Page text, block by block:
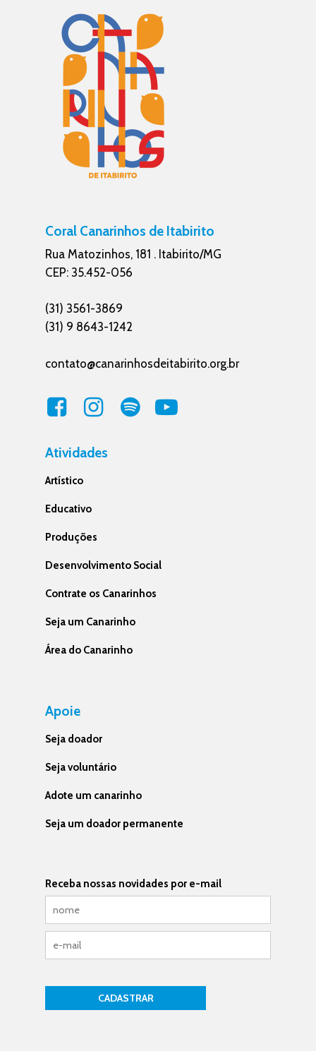
Coral Canarinhos de Itabirito
Rua Matozinhos, 181 . Itabirito/MG
CEP: 35.452-056
(31) 3561-3869
(31) 9 8643-1242
contato@canarinhosdeitabirito.org.br
Atividades
Artístico
Educativo
Produções
Desenvolvimento Social
Contrate os Canarinhos
Seja um Canarinho
Área do Canarinho
Apoie
Seja doador
Seja voluntário
Adote um canarinho
Seja um doador permanente
Receba nossas novidades por e-mail